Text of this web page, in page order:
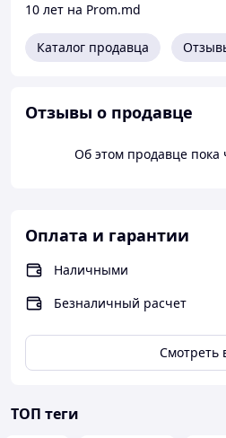
10 лет на Prom.md
Каталог продавца
Отзывы о продавце
Об этом продавце пока
Оплата и гарантии
Наличными
Безналичный расчет
Смотреть
ТОП теги